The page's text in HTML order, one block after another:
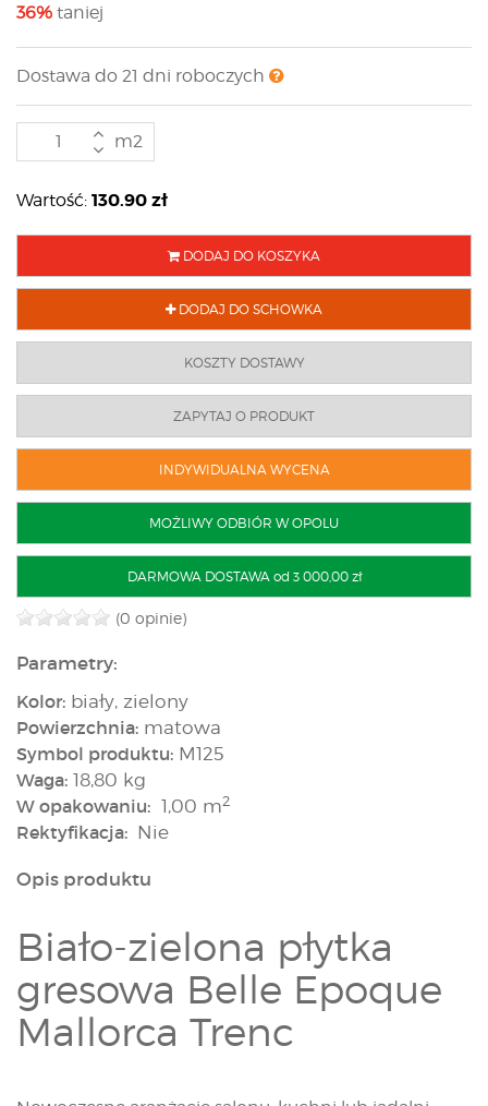
36% taniej
Dostawa do 21 dni roboczych
m2
Wartość: 130.90zł
DODAJ DO KOSZYKA
DODAJ DO SCHOWKA
KOSZTY DOSTAWY
ZAPYTAJ O PRODUKT
INDYWIDUALNA WYCENA
MOŻLIWY ODBIÓR W OPOLU
DARMOWA DOSTAWA od 3 000,00 zł
(0 opinie)
Parametry:
Kolor: biały, zielony
Powierzchnia: matowa
Symbol produktu: M125
Waga: 18,80 kg
W opakowaniu: 1,00 m2
Rektyfikacja: Nie
Opis produktu
Biało-zielona płytka
gresowa Belle Epoque
Mallorca Trenc